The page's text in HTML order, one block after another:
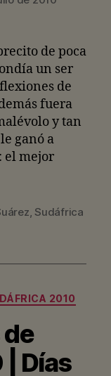
de poca
un ser
de
fuera
y tan
ganó a
el mejor
,Sudáfrica
2010
Días